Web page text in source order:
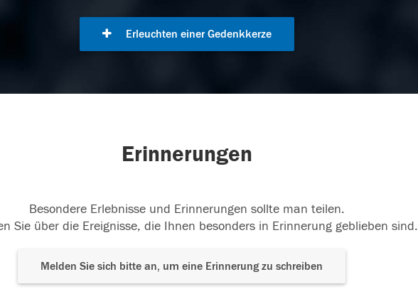
Erleuchten einer Gedenkkerze
Erinnerungen
Besondere Erlebnisse und Erinnerungen sollte man teilen.
Sie über die Ereignisse, die Ihnen besonders in Erinnerung geblieben sind.
Melden Sie sich bitte an, um eine Erinnerung zu schreiben